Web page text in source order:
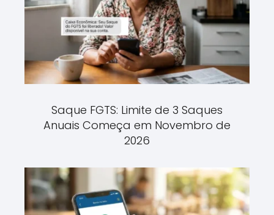
Saque FGTS: Limite de 3 Saques
Anuais Começa em Novembro de
2026